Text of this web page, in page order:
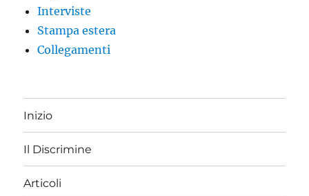
Interviste
Stampa estera
Collegamenti
Inizio
Il Discrimine
Articoli